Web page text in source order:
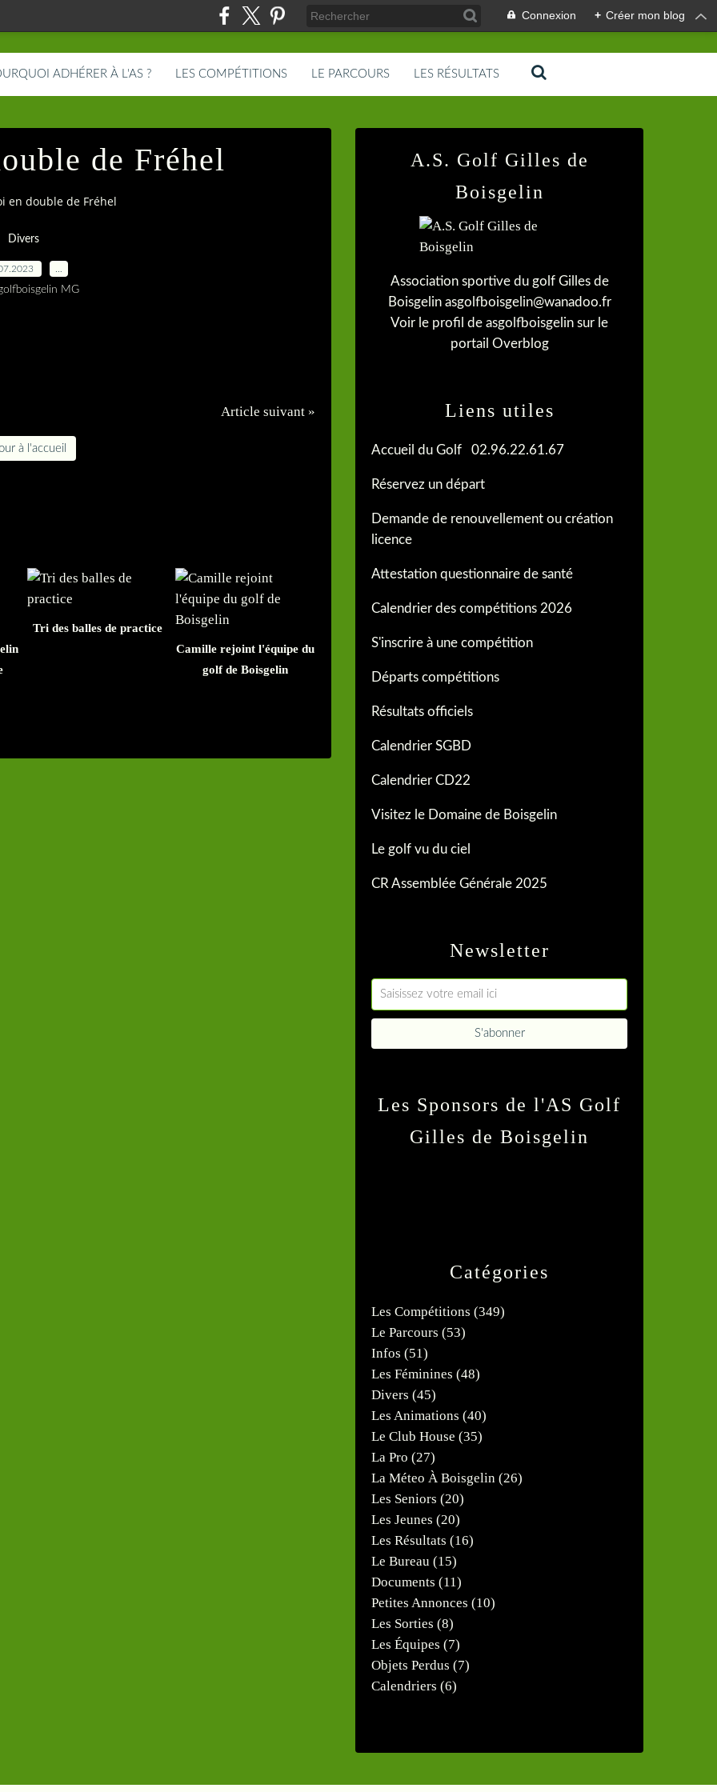
Connexion + Créer mon blog
ADHÉRER À L'AS ? LES COMPÉTITIONS LE PARCOURS LES RÉSULTATS
de Fréhel
en double de Fréhel
Divers
MG
Article suivant »
à l'accueil
Tri des balles de practice
Camille rejoint l'équipe du
golf de Boisgelin
Newsletter
Catégories
Les Compétitions (349)
Le Parcours (53)
Infos (51)
Les Féminines (48)
Divers (45)
Les Animations (40)
Le Club House (35)
La Pro (27)
La Méteo À Boisgelin (26)
Les Seniors (20)
Les Jeunes (20)
Les Résultats (16)
Le Bureau (15)
Documents (11)
Petites Annonces (10)
Les Sorties (8)
Les Équipes (7)
Objets Perdus (7)
Calendriers (6)
A.S. Golf Gilles de
Boisgelin
Association sportive du golf Gilles de
Boisgelin asgolfboisgelin@wanadoo.fr
Voir le profil de asgolfboisgelin sur le
portail Overblog
Liens utiles
Accueil du Golf 02.96.22.61.67
Réservez un départ
Demande de renouvellement ou création
licence
Attestation questionnaire de santé
Calendrier des compétitions 2026
S'inscrire à une compétition
Départs compétitions
Résultats officiels
Calendrier SGBD
Calendrier CD22
Visitez le Domaine de Boisgelin
Le golf vu du ciel
CR Assemblée Générale 2025
Les Sponsors de l'AS Golf
Gilles de Boisgelin